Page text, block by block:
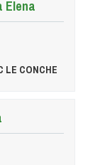
Elena
LE CONCHE